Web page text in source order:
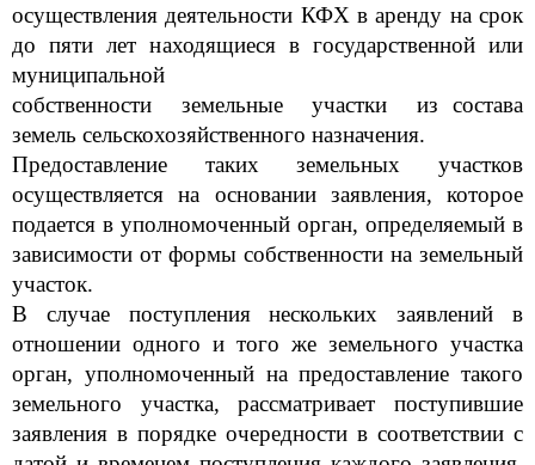
осуществления деятельности КФХ в аренду на срок
до пяти лет находящиеся в государственной или
муниципальной
собственности земельные участки из состава
земель сельскохозяйственного назначения.
Предоставление таких земельных участков
осуществляется на основании заявления, которое
подается в уполномоченный орган, определяемый в
зависимости от формы собственности на земельный
участок.
В случае поступления нескольких заявлений в
отношении одного и того же земельного участка
орган, уполномоченный на предоставление такого
земельного участка, рассматривает поступившие
заявления в порядке очередности в соответствии с